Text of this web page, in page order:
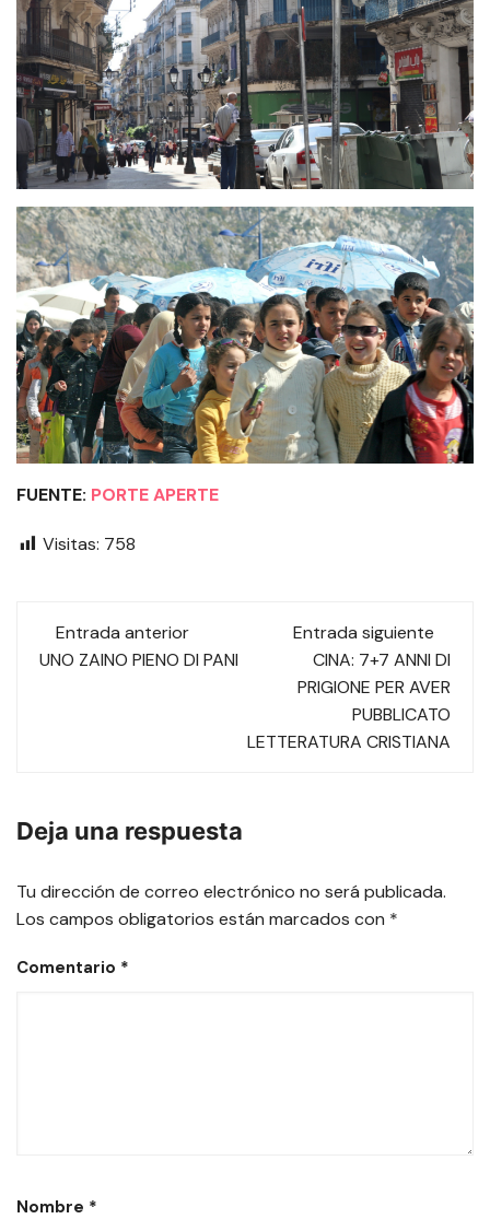
FUENTE: PORTE APERTE
Visitas: 758
Navegación
de
Entrada anterior
UNO ZAINO PIENO DI PANI
Entrada siguiente
CINA: 7+7 ANNI DI
PRIGIONE PER AVER
PUBBLICATO
LETTERATURA CRISTIANA
Deja una respuesta
Tu dirección de correo electrónico no será publicada.
Los campos obligatorios están marcados con *
Comentario *
Nombre *